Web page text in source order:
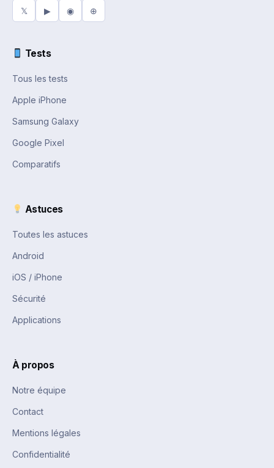
𝕏 ▶ ◉ ⊕
Tests
Tous les tests
Apple iPhone
Samsung Galaxy
Google Pixel
Comparatifs
Astuces
Toutes les astuces
Android
iOS / iPhone
Sécurité
Applications
À propos
Notre équipe
Contact
Mentions légales
Confidentialité